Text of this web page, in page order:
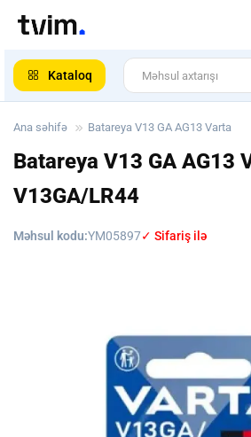
Kataloq
Ana səhifə Batareya V13 GA AG13 Varta
Batareya V13 GA AG13
V13GA/LR44
Məhsul kodu:YM05897✓ Sifariş ilə